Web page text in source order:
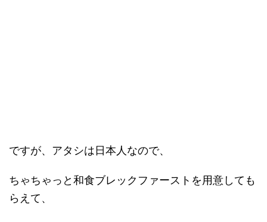
ですが、アタシは日本人なので、
ちゃちゃっと和食ブレックファーストを用意しても
らえて、